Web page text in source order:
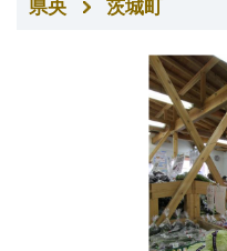
県央 茨城町